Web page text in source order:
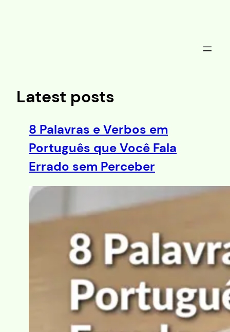
Latest posts
8 Palavras e Verbos em
Português que Você Fala
Errado sem Perceber